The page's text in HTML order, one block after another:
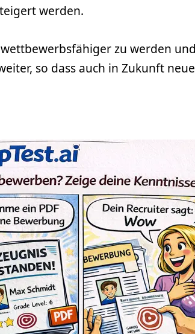
werden.
zu werden
so dass auch in Zukunft